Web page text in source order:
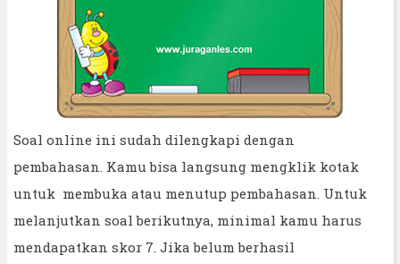
Soal online ini sudah dilengkapi dengan
pembahasan. Kamu bisa langsung mengklik kotak
untuk membuka atau menutup pembahasan. Untuk
melanjutkan soal berikutnya, minimal kamu harus
mendapatkan skor 7. Jika belum berhasil